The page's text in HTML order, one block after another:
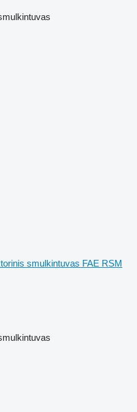
smulkintuvas FAE RSM